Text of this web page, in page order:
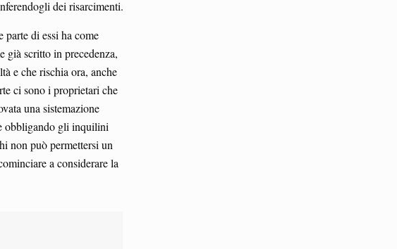
dei risarcimenti.
parte di essi ha come
già scritto in precedenza,
e che rischia ora, anche
ci sono i proprietari che
una sistemazione
obbligando gli inquilini
non può permettersi un
a considerare la